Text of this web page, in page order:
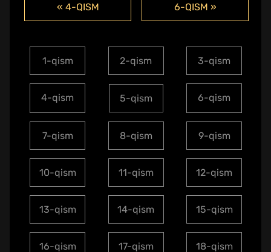
« 4-QISM 6-QISM »
1-qism 2-qism 3-qism
4-qism 5-qism 6-qism
7-qism 8-qism 9-qism
10-qism 11-qism 12-qism
13-qism 14-qism 15-qism
16-qism 17-qism 18-qism